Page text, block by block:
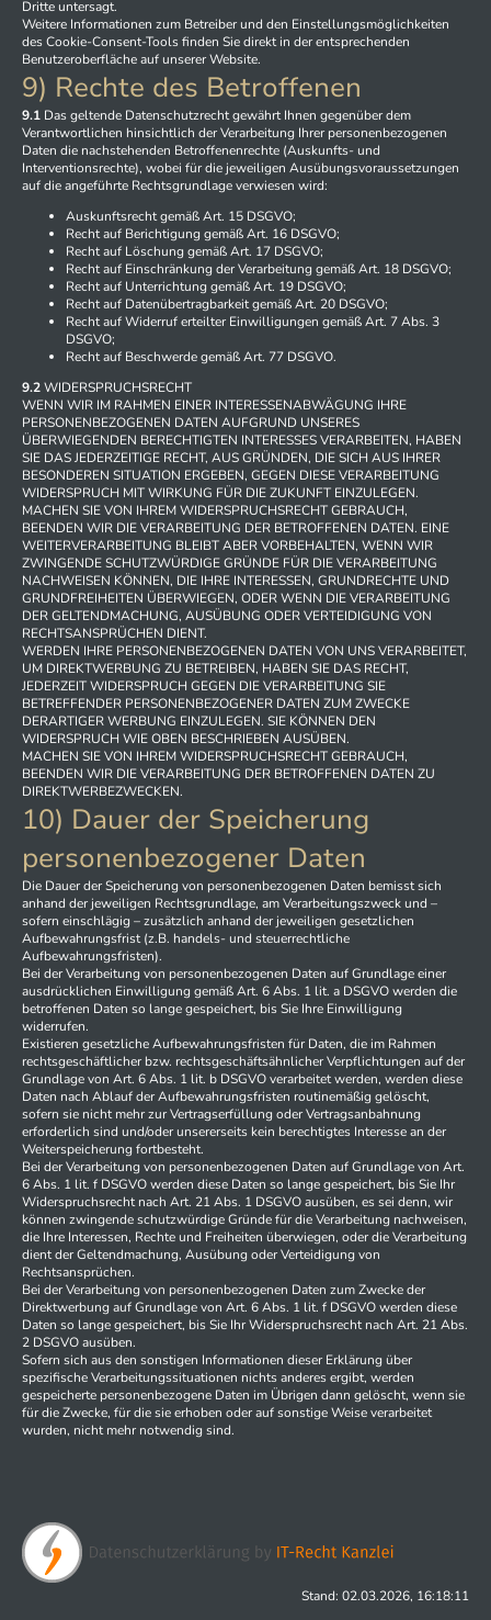
Dritte untersagt.
Weitere Informationen zum Betreiber und den Einstellungsmöglichkeiten
des Cookie-Consent-Tools finden Sie direkt in der entsprechenden
Benutzeroberfläche auf unserer Website.
9) Rechte des Betroffenen
9.1 Das geltende Datenschutzrecht gewährt Ihnen gegenüber dem
Verantwortlichen hinsichtlich der Verarbeitung Ihrer personenbezogenen
Daten die nachstehenden Betroffenenrechte (Auskunfts- und
Interventionsrechte), wobei für die jeweiligen Ausübungsvoraussetzungen
auf die angeführte Rechtsgrundlage verwiesen wird:
Auskunftsrecht gemäß Art. 15 DSGVO;
Recht auf Berichtigung gemäß Art. 16 DSGVO;
Recht auf Löschung gemäß Art. 17 DSGVO;
Recht auf Einschränkung der Verarbeitung gemäß Art. 18 DSGVO;
Recht auf Unterrichtung gemäß Art. 19 DSGVO;
Recht auf Datenübertragbarkeit gemäß Art. 20 DSGVO;
Recht auf Widerruf erteilter Einwilligungen gemäß Art. 7 Abs. 3
DSGVO;
Recht auf Beschwerde gemäß Art. 77 DSGVO.
9.2WIDERSPRUCHSRECHT
WENN WIR IM RAHMEN EINER INTERESSENABWÄGUNG IHRE
PERSONENBEZOGENEN DATEN AUFGRUND UNSERES
ÜBERWIEGENDEN BERECHTIGTEN INTERESSES VERARBEITEN, HABEN
SIE DAS JEDERZEITIGE RECHT, AUS GRÜNDEN, DIE SICH AUS IHRER
BESONDEREN SITUATION ERGEBEN, GEGEN DIESE VERARBEITUNG
WIDERSPRUCH MIT WIRKUNG FÜR DIE ZUKUNFT EINZULEGEN.
MACHEN SIE VON IHREM WIDERSPRUCHSRECHT GEBRAUCH,
BEENDEN WIR DIE VERARBEITUNG DER BETROFFENEN DATEN. EINE
WEITERVERARBEITUNG BLEIBT ABER VORBEHALTEN, WENN WIR
ZWINGENDE SCHUTZWÜRDIGE GRÜNDE FÜR DIE VERARBEITUNG
NACHWEISEN KÖNNEN, DIE IHRE INTERESSEN, GRUNDRECHTE UND
GRUNDFREIHEITEN ÜBERWIEGEN, ODER WENN DIE VERARBEITUNG
DER GELTENDMACHUNG, AUSÜBUNG ODER VERTEIDIGUNG VON
RECHTSANSPRÜCHEN DIENT.
WERDEN IHRE PERSONENBEZOGENEN DATEN VON UNS VERARBEITET,
UM DIREKTWERBUNG ZU BETREIBEN, HABEN SIE DAS RECHT,
JEDERZEIT WIDERSPRUCH GEGEN DIE VERARBEITUNG SIE
BETREFFENDER PERSONENBEZOGENER DATEN ZUM ZWECKE
DERARTIGER WERBUNG EINZULEGEN. SIE KÖNNEN DEN
WIDERSPRUCH WIE OBEN BESCHRIEBEN AUSÜBEN.
MACHEN SIE VON IHREM WIDERSPRUCHSRECHT GEBRAUCH,
BEENDEN WIR DIE VERARBEITUNG DER BETROFFENEN DATEN ZU
DIREKTWERBEZWECKEN.
10) Dauer der Speicherung
personenbezogener Daten
Die Dauer der Speicherung von personenbezogenen Daten bemisst sich
anhand der jeweiligen Rechtsgrundlage, am Verarbeitungszweck und –
sofern einschlägig – zusätzlich anhand der jeweiligen gesetzlichen
Aufbewahrungsfrist (z.B. handels- und steuerrechtliche
Aufbewahrungsfristen).
Bei der Verarbeitung von personenbezogenen Daten auf Grundlage einer
ausdrücklichen Einwilligung gemäß Art. 6 Abs. 1 lit. a DSGVO werden die
betroffenen Daten so lange gespeichert, bis Sie Ihre Einwilligung
widerrufen.
Existieren gesetzliche Aufbewahrungsfristen für Daten, die im Rahmen
rechtsgeschäftlicher bzw. rechtsgeschäftsähnlicher Verpflichtungen auf der
Grundlage von Art. 6 Abs. 1 lit. b DSGVO verarbeitet werden, werden diese
Daten nach Ablauf der Aufbewahrungsfristen routinemäßig gelöscht,
sofern sie nicht mehr zur Vertragserfüllung oder Vertragsanbahnung
erforderlich sind und/oder unsererseits kein berechtigtes Interesse an der
Weiterspeicherung fortbesteht.
Bei der Verarbeitung von personenbezogenen Daten auf Grundlage von Art.
6 Abs. 1 lit. f DSGVO werden diese Daten so lange gespeichert, bis Sie Ihr
Widerspruchsrecht nach Art. 21 Abs. 1 DSGVO ausüben, es sei denn, wir
können zwingende schutzwürdige Gründe für die Verarbeitung nachweisen,
die Ihre Interessen, Rechte und Freiheiten überwiegen, oder die Verarbeitung
dient der Geltendmachung, Ausübung oder Verteidigung von
Rechtsansprüchen.
Bei der Verarbeitung von personenbezogenen Daten zum Zwecke der
Direktwerbung auf Grundlage von Art. 6 Abs. 1 lit. f DSGVO werden diese
Daten so lange gespeichert, bis Sie Ihr Widerspruchsrecht nach Art. 21 Abs.
2 DSGVO ausüben.
Sofern sich aus den sonstigen Informationen dieser Erklärung über
spezifische Verarbeitungssituationen nichts anderes ergibt, werden
gespeicherte personenbezogene Daten im Übrigen dann gelöscht, wenn sie
für die Zwecke, für die sie erhoben oder auf sonstige Weise verarbeitet
wurden, nicht mehr notwendig sind.
Stand: 02.03.2026, 16:18:11